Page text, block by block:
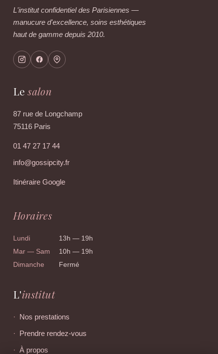
L'institut confidentiel des Parisiennes —
manucure d'excellence, soins esthétiques
haut de gamme depuis 2010.
Lesalon
87 rue de Longchamp
75116 Paris
01 47 27 17 44
info@gossipcity.fr
Itinéraire Google
Horaires
Lundi
13h — 19h
Mar — Sam
10h — 19h
Dimanche
Fermé
L'institut
Nos prestations
Prendre rendez-vous
À propos